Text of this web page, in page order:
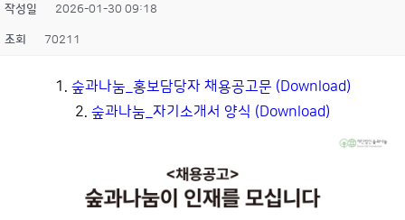
작성일 2026-01-30 09:18
조회 70211
1. 숲과나눔_홍보담당자 채용공고문 (Download)
2. 숲과나눔_자기소개서 양식 (Download)